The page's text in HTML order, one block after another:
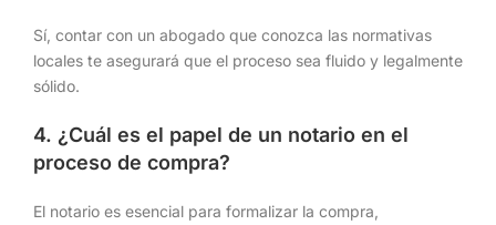
Sí, contar con un abogado que conozca las normativas
locales te asegurará que el proceso sea fluido y legalmente
sólido.
4. ¿Cuál es el papel de un notario en el
proceso de compra?
El notario es esencial para formalizar la compra,